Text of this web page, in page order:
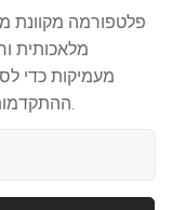
פלטפורמה מקוונת
מלאכותית
מעמיקות כדי
ההתקדמות והמגמות האחרונות של הבינה המלאכותית.